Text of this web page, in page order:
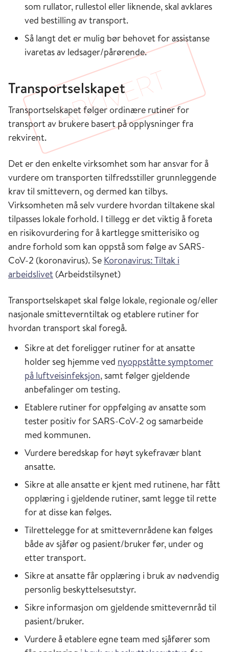
som rullator, rullestol eller liknende, skal avklares
ved bestilling av transport.
Så langt det er mulig bør behovet for assistanse
ivaretas av ledsager/pårørende.
Transportselskapet
Transportselskapet følger ordinære rutiner for
transport av brukere basert på opplysninger fra
rekvirent.
Det er den enkelte virksomhet som har ansvar for å
vurdere om transporten tilfredsstiller grunnleggende
krav til smittevern, og dermed kan tilbys.
Virksomheten må selv vurdere hvordan tiltakene skal
tilpasses lokale forhold. I tillegg er det viktig å foreta
en risikovurdering for å kartlegge smitterisiko og
andre forhold som kan oppstå som følge av SARS-
CoV-2 (koronavirus). Se Koronavirus: Tiltak i
arbeidslivet (Arbeidstilsynet)
Transportselskapet skal følge lokale, regionale og/eller
nasjonale smitteverntiltak og etablere rutiner for
hvordan transport skal foregå.
Sikre at det foreligger rutiner for at ansatte
holder seg hjemme ved nyoppståtte symptomer
på luftveisinfeksjon, samt følger gjeldende
anbefalinger om testing.
Etablere rutiner for oppfølging av ansatte som
tester positiv for SARS-CoV-2 og samarbeide
med kommunen.
Vurdere beredskap for høyt sykefravær blant
ansatte.
Sikre at alle ansatte er kjent med rutinene, har fått
opplæring i gjeldende rutiner, samt legge til rette
for at disse kan følges.
Tilrettelegge for at smittevernrådene kan følges
både av sjåfør og pasient/bruker før, under og
etter transport.
Sikre at ansatte får opplæring i bruk av nødvendig
personlig beskyttelsesutstyr.
Sikre informasjon om gjeldende smittevernråd til
pasient/bruker.
Vurdere å etablere egne team med sjåfører som